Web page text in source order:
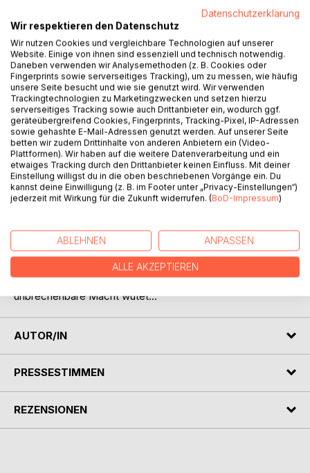
IN DEN WARENKORB
Auf die Merkliste
Titel bewerten
BESCHREIBUNG
schwarzen Thron saß. An einem Einem Tag ändert sich
plötzlich alles. Lillith muss darum kämpfen, ihre Emotionen
unter Kontrolle zu bringen und lernen ihre finstere
Vergangenheit hinter sich zu lassen, da in ihr eine
unbrechenbare Macht wütet...
AUTOR/IN
PRESSESTIMMEN
REZENSIONEN
Datenschutzerklärung
Wir respektieren den Datenschutz
Wir nutzen Cookies und vergleichbare Technologien auf unserer
Website. Einige von ihnen sind essenziell und technisch notwendig.
Daneben verwenden wir Analysemethoden (z. B. Cookies oder
Fingerprints sowie serverseitiges Tracking), um zu messen, wie häufig
unsere Seite besucht und wie sie genutzt wird. Wir verwenden
Trackingtechnologien zu Marketingzwecken und setzen hierzu
serverseitiges Tracking sowie auch Drittanbieter ein, wodurch ggf.
geräteübergreifend Cookies, Fingerprints, Tracking-Pixel, IP-Adressen
sowie gehashte E-Mail-Adressen genutzt werden. Auf unserer Seite
betten wir zudem Drittinhalte von anderen Anbietern ein (Video-
Plattformen). Wir haben auf die weitere Datenverarbeitung und ein
etwaiges Tracking durch den Drittanbieter keinen Einfluss. Mit deiner
Einstellung willigst du in die oben beschriebenen Vorgänge ein. Du
kannst deine Einwilligung (z. B. im Footer unter „Privacy-Einstellungen“)
jederzeit mit Wirkung für die Zukunft widerrufen. (BoD-Impressum)
ABLEHNEN ANPASSEN
ALLE AKZEPTIEREN